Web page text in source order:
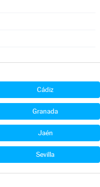
Cádiz
Granada
Jaén
Sevilla